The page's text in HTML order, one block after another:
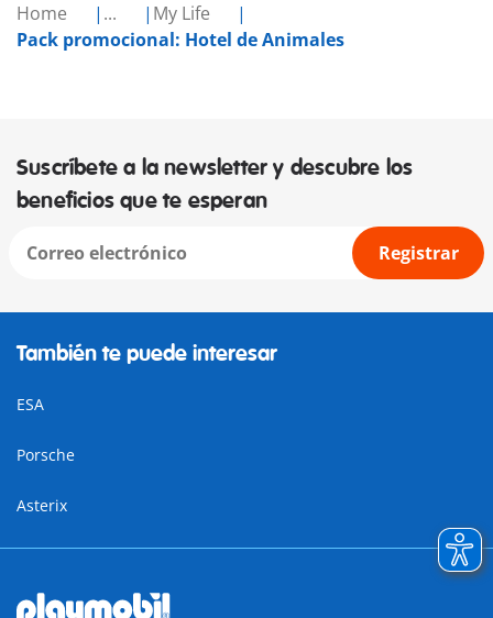
Home ...
My Life
Pack promocional: Hotel de Animales
Suscríbete a la newsletter y descubre los
beneficios que te esperan
Registrar
También te puede interesar
ESA
Porsche
Asterix